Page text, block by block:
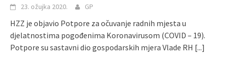
23. ožujka 2020. GP
HZZ je objavio Potpore za očuvanje radnih mjesta u
djelatnostima pogođenima Koronavirusom (COVID – 19).
Potpore su sastavni dio gospodarskih mjera Vlade RH [...]